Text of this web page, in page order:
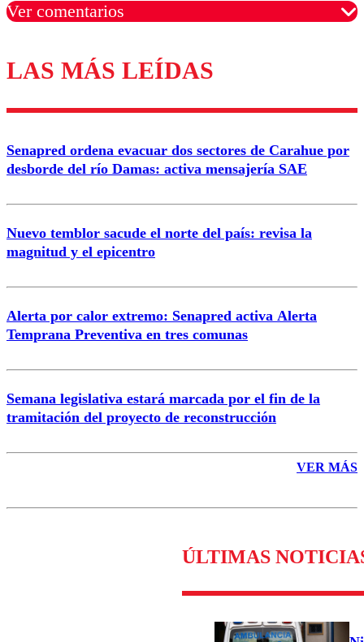
Ver comentarios
Los comentarios son moderados para garantizar un
diálogo respetuoso.
Nombre
Correo
LAS MÁS LEÍDAS
Senapred ordena evacuar dos sectores de Carahue por
desborde del río Damas: activa mensajería SAE
Nuevo temblor sacude el norte del país: revisa la
magnitud y el epicentro
Alerta por calor extremo: Senapred activa Alerta
Temprana Preventiva en tres comunas
Semana legislativa estará marcada por el fin de la
tramitación del proyecto de reconstrucción
VER MÁS
ÚLTIMAS